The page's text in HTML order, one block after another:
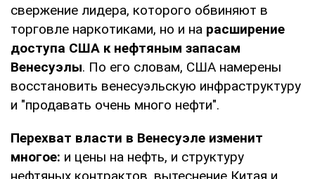
свержение лидера, которого обвиняют в
торговле наркотиками, но и на расширение
доступа США к нефтяным запасам
Венесуэлы. По его словам, США намерены
восстановить венесуэльскую инфраструктуру
и "продавать очень много нефти".
Перехват власти в Венесуэле изменит
многое: и цены на нефть, и структуру
нефтяных контрактов, вытеснение Китая и